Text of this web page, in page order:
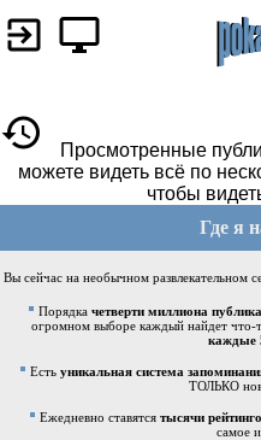
Просмотренные
можете видеть всё по
чтобы
Где я
Вы сейчас на необычном развлекательном
Порядка четверти миллиона
огромном выборе каждый найдет что-
каждые
Есть уникальная система
ТОЛЬКО
Ежедневно ставятся тысячи
самое